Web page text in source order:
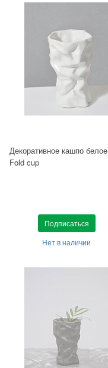
Декоративное кашпо белое
Fold cup
Подписаться
Нет в наличии